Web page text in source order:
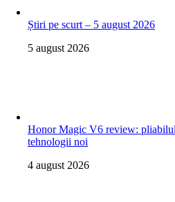
Știri pe scurt – 5 august 2026
5 august 2026
Honor Magic V6 review:
tehnologii noi
4 august 2026